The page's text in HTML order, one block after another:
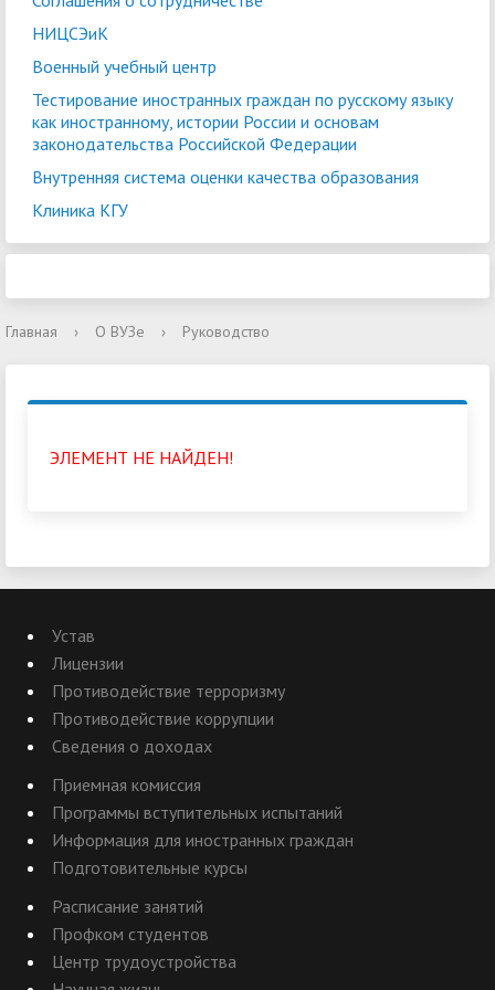
НИЦСЭиК
Военный учебный центр
Тестирование иностранных граждан по русскому языку
как иностранному, истории России и основам
законодательства Российской Федерации
Внутренняя система оценки качества образования
Клиника КГУ
Главная › О ВУЗе › Руководство
ЭЛЕМЕНТ НЕ НАЙДЕН!
Устав
Лицензии
Противодействие терроризму
Противодействие коррупции
Сведения о доходах
Приемная комиссия
Программы вступительных испытаний
Информация для иностранных граждан
Подготовительные курсы
Расписание занятий
Профком студентов
Центр трудоустройства